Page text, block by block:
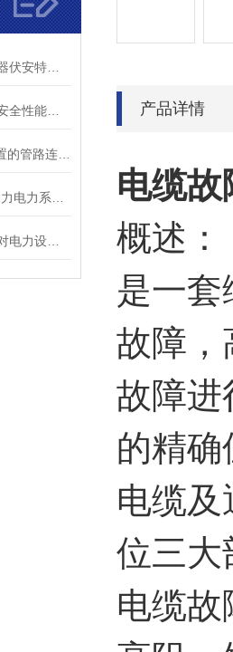
产品详情
电缆
概述：
是一
故障，
故障进
的精
电缆
位三大
电缆